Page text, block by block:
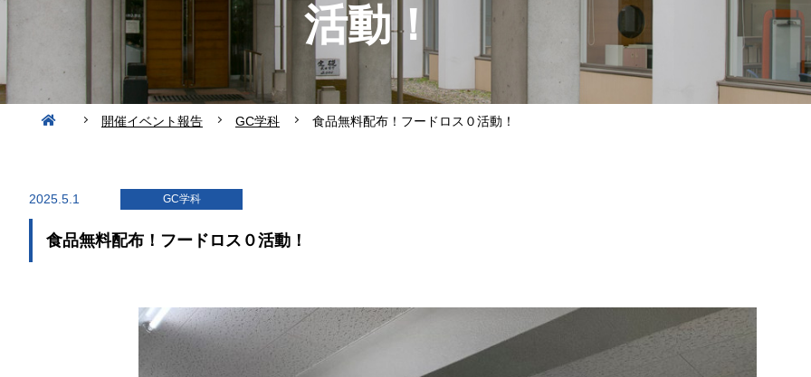
活動！
開催イベント報告 GC学科 食品無料配布！フードロス０活動！
2025.5.1 GC学科
食品無料配布！フードロス０活動！